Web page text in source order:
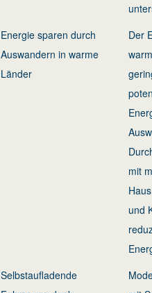
Energie sparen durch
Auswandern in warme
Länder
Der
mit
und
Selbstaufladende